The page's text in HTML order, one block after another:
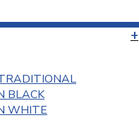
BLACK
WHITE